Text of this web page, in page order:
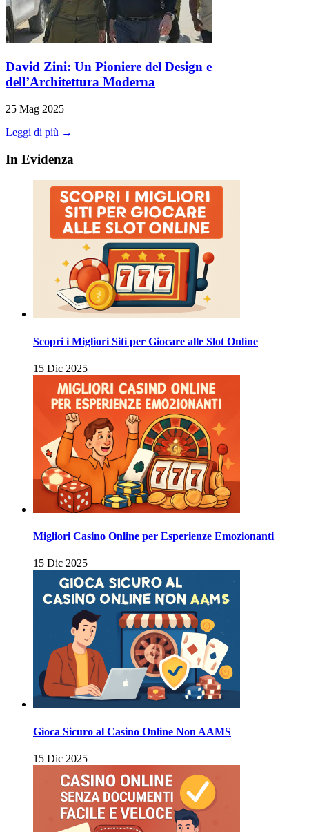
David Zini: Un Pioniere del Design e
dell’Architettura Moderna
25 Mag 2025
Leggi di più →
In Evidenza
Scopri i Migliori Siti per Giocare alle Slot Online
15 Dic 2025
Migliori Casino Online per Esperienze Emozionanti
15 Dic 2025
Gioca Sicuro al Casino Online Non AAMS
15 Dic 2025